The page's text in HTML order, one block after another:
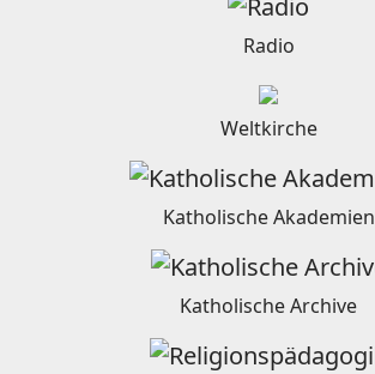
Radio
Weltkirche
Katholische Akademien
Katholische Archive